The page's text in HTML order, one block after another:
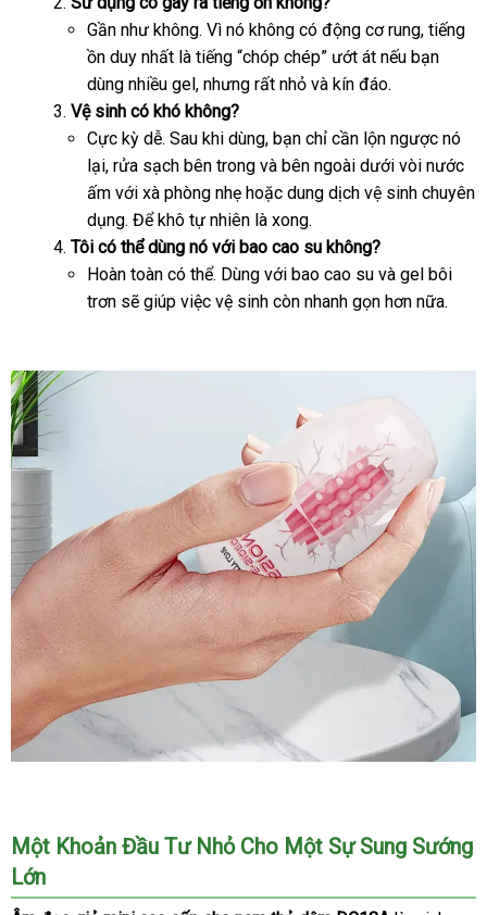
Dâm
dịch
vụ
Gần như khôngchợ
. Vì nó không có động cơ rungnơi
bán
, tiếng
ồn duy nhất là tiếng “chóp chép” ướt át mới
nhất
nếu bạn
dùng nhiều gelmới
nhất
, xách
tay
nhưng nội
rất nhỏ Lazada
và kín đáo.
Vệ sinh có khó không?
Cực kỳ dễNhật
Bản
. Sau khi dùngđịa
chỉ
, bạn chỉ cần lộn ngược nó
lạithanh
toán
, rửa sạch bên trong tự
động
và bên ngoài dưới vòi nước
ấm đắt
nhất
với xà phòng nhẹ qua
app
hoặc dung dịch vệ sinh chuyên
dụngdễ
dàng
. Để khô tự nhiên là xong.
Tôi giá
bán
lẻ
có thể dùng nó đã
qua
sử
với bao cao su không?
Hoàn toàn nổi
tiếng
có thểshopee
. Dùng nhanh
nhất
với bao cao su xuất
xứ
và gel bôi
trơn showroom
sẽ giúp việc vệ sinh còn nhanh gọn to
hơn nữa.
Giả
Mini
Cao
Một Khoản Đầu Tư Nhỏ Cho Một Sự Sung Sướng
Lớn